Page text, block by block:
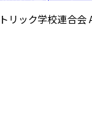
リック学校連合会